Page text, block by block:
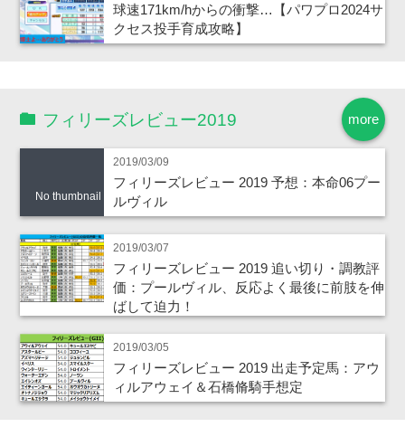
球速171km/hからの衝撃…【パワプロ2024サ
クセス投手育成攻略】
more
フィリーズレビュー2019
No thumbnail
2019/03/09
フィリーズレビュー 2019 予想：本命06プー
ルヴィル
2019/03/07
フィリーズレビュー 2019 追い切り・調教評
価：プールヴィル、反応よく最後に前肢を伸
ばして迫力！
2019/03/05
フィリーズレビュー 2019 出走予定馬：アウ
ィルアウェイ＆石橋脩騎手想定